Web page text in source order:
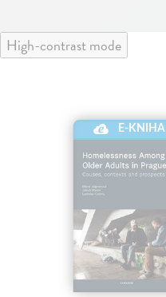
High-contrast mode
E-KNIHA